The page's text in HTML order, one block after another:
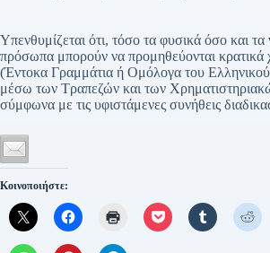
Υπενθυμίζεται ότι, τόσο τα φυσικά όσο και τα
πρόσωπα μπορούν να προμηθεύονται κρατικά
(Έντοκα Γραμμάτια ή Ομόλογα του
μέσω των Τραπεζών και των
σύμφωνα με τις υφιστάμενες συνήθεις
Κοινοποιήστε: